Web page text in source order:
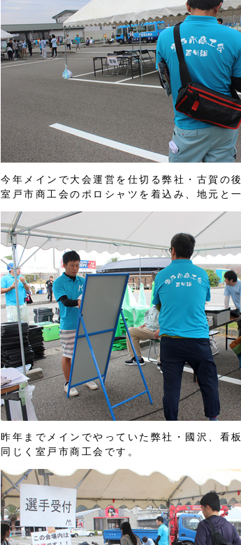
今年メインで大会運営を仕切る弊社・古賀の後
室戸市商工会のポロシャツを着込み、地元と
昨年までメインでやっていた弊社・國沢、看
同じく室戸市商工会です。